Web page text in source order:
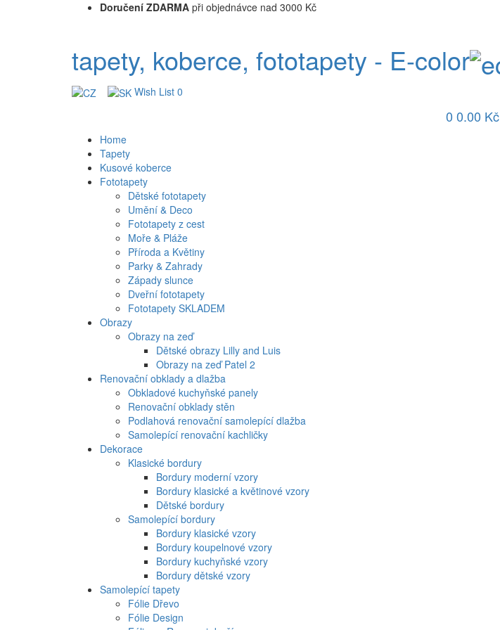
Doručení ZDARMA při objednávce nad 3000 Kč
tapety, koberce, fototapety - E-color
Wish List 0
0 0.00 Kč
Home
Tapety
Kusové koberce
Fototapety
Dětské fototapety
Umění & Deco
Fototapety z cest
Moře & Pláže
Příroda a Květiny
Parky & Zahrady
Západy slunce
Dveřní fototapety
Fototapety SKLADEM
Obrazy
Obrazy na zeď
Dětské obrazy Lilly and Luis
Obrazy na zeď Patel 2
Renovační obklady a dlažba
Obkladové kuchyňské panely
Renovační obklady stěn
Podlahová renovační samolepící dlažba
Samolepící renovační kachličky
Dekorace
Klasické bordury
Bordury moderní vzory
Bordury klasické a květinové vzory
Dětské bordury
Samolepící bordury
Bordury klasické vzory
Bordury koupelnové vzory
Bordury kuchyňské vzory
Bordury dětské vzory
Samolepící tapety
Fólie Dřevo
Fólie Design